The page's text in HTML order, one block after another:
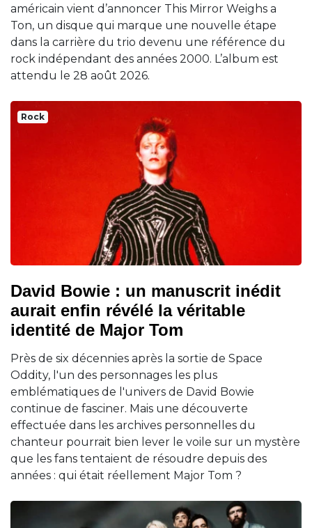
américain vient d’annoncer This Mirror Weighs a
Ton, un disque qui marque une nouvelle étape
dans la carrière du trio devenu une référence du
rock indépendant des années 2000. L’album est
attendu le 28 août 2026.
Rock
David Bowie : un manuscrit inédit
aurait enfin révélé la véritable
identité de Major Tom
Près de six décennies après la sortie de Space
Oddity, l'un des personnages les plus
emblématiques de l'univers de David Bowie
continue de fasciner. Mais une découverte
effectuée dans les archives personnelles du
chanteur pourrait bien lever le voile sur un mystère
que les fans tentaient de résoudre depuis des
années : qui était réellement Major Tom ?